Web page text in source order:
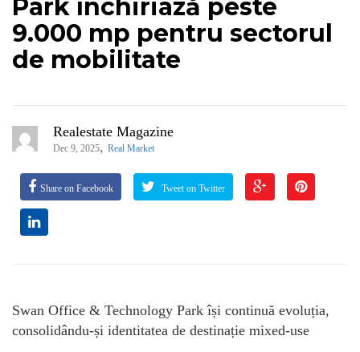
Park închiriază peste
9.000 mp pentru sectorul
de mobilitate
Realestate Magazine
Dec 9, 2025, Real Market
Share on Facebook Tweet on Twitter
Swan Office & Technology Park își continuă evoluția,
consolidându-și identitatea de destinație mixed-use